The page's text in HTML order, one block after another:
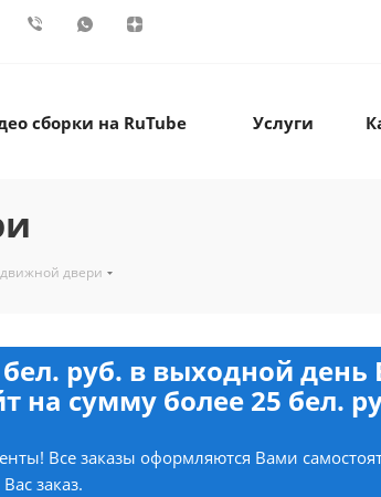
сборки на RuTube Услуги
двери
руб. в выходной
на сумму более 25 бел.
Все заказы оформляются Вами
заказ.